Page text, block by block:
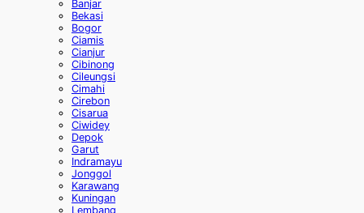
Banjar
Bekasi
Bogor
Ciamis
Cianjur
Cibinong
Cileungsi
Cimahi
Cirebon
Cisarua
Ciwidey
Depok
Garut
Indramayu
Jonggol
Karawang
Kuningan
Lembang